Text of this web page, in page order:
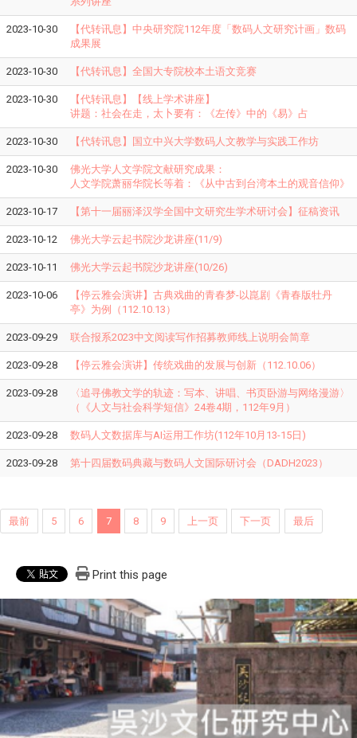
2023-10-30
【代转讯息】中央研究院112年度「数码人文研究计画」数码
成果展
2023-10-30 【代转讯息】全国大专院校本土语文竞赛
2023-10-30
【代转讯息】【线上学术讲座】
讲题：社会在走，太卜要有：《左传》中的《易》占
2023-10-30 【代转讯息】国立中兴大学数码人文教学与实践工作坊
2023-10-30
佛光大学人文学院文献研究成果：
人文学院萧丽华院长等着：《从中古到台湾本土的观音信仰》
2023-10-17 【第十一届丽泽汉学全国中文研究生学术研讨会】征稿资讯
2023-10-12 佛光大学云起书院沙龙讲座(11/9)
2023-10-11 佛光大学云起书院沙龙讲座(10/26)
2023-10-06
【停云雅会演讲】古典戏曲的青春梦-以崑剧《青春版牡丹
亭》为例（112.10.13）
2023-09-29 联合报系2023中文阅读写作招募教师线上说明会简章
2023-09-28 【停云雅会演讲】传统戏曲的发展与创新（112.10.06）
2023-09-28
〈追寻佛教文学的轨迹：写本、讲唱、书页卧游与网络漫游〉
（《人文与社会科学短信》24卷4期，112年9月）
2023-09-28 数码人文数据库与AI运用工作坊(112年10月13-15日)
2023-09-28 第十四届数码典藏与数码人文国际研讨会（DADH2023）
最前 5 6 7 8 9 上一页 下一页 最后
Print this page